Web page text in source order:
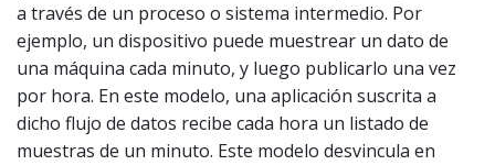
a través de un proceso o sistema intermedio. Por
ejemplo, un dispositivo puede muestrear un dato de
una máquina cada minuto, y luego publicarlo una vez
por hora. En este modelo, una aplicación suscrita a
dicho flujo de datos recibe cada hora un listado de
muestras de un minuto. Este modelo desvincula en